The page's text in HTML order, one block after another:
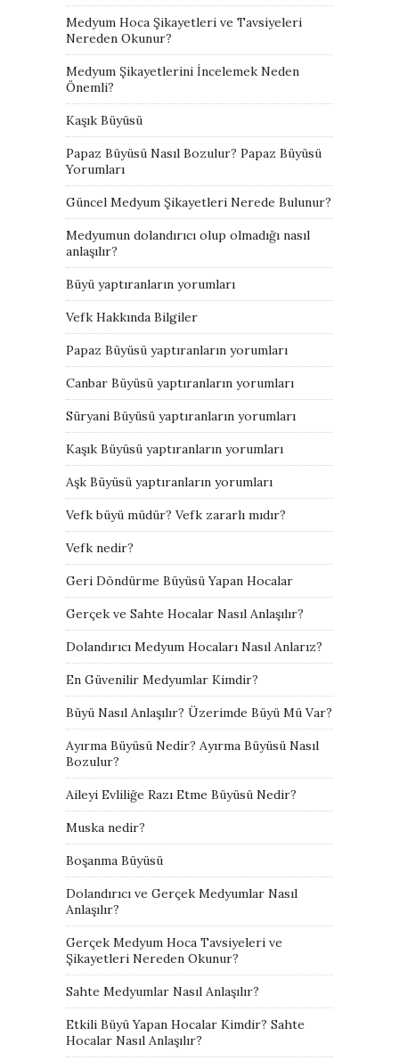
Medyum Hoca Şikayetleri ve Tavsiyeleri
Nereden Okunur?
Medyum Şikayetlerini İncelemek Neden
Önemli?
Kaşık Büyüsü
Papaz Büyüsü Nasıl Bozulur? Papaz Büyüsü
Yorumları
Güncel Medyum Şikayetleri Nerede Bulunur?
Medyumun dolandırıcı olup olmadığı nasıl
anlaşılır?
Büyü yaptıranların yorumları
Vefk Hakkında Bilgiler
Papaz Büyüsü yaptıranların yorumları
Canbar Büyüsü yaptıranların yorumları
Süryani Büyüsü yaptıranların yorumları
Kaşık Büyüsü yaptıranların yorumları
Aşk Büyüsü yaptıranların yorumları
Vefk büyü müdür? Vefk zararlı mıdır?
Vefk nedir?
Geri Döndürme Büyüsü Yapan Hocalar
Gerçek ve Sahte Hocalar Nasıl Anlaşılır?
Dolandırıcı Medyum Hocaları Nasıl Anlarız?
En Güvenilir Medyumlar Kimdir?
Büyü Nasıl Anlaşılır? Üzerimde Büyü Mü Var?
Ayırma Büyüsü Nedir? Ayırma Büyüsü Nasıl
Bozulur?
Aileyi Evliliğe Razı Etme Büyüsü Nedir?
Muska nedir?
Boşanma Büyüsü
Dolandırıcı ve Gerçek Medyumlar Nasıl
Anlaşılır?
Gerçek Medyum Hoca Tavsiyeleri ve
Şikayetleri Nereden Okunur?
Sahte Medyumlar Nasıl Anlaşılır?
Etkili Büyü Yapan Hocalar Kimdir? Sahte
Hocalar Nasıl Anlaşılır?